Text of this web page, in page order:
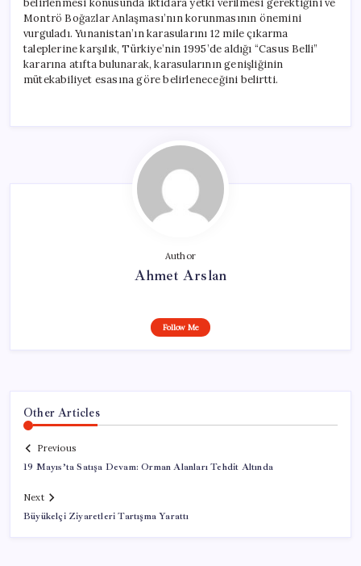
Montrö Boğazlar Anlaşması’nın korunmasının önemini
vurguladı. Yunanistan’ın karasularını 12 mile çıkarma
taleplerine karşılık, Türkiye’nin 1995’de aldığı “Casus Belli”
kararına atıfta bulunarak, karasularının genişliğinin
mütekabiliyet esasına göre belirleneceğini belirtti.
Author
Ahmet Arslan
Follow Me
Other Articles
Previous
19 Mayıs’ta Satışa Devam: Orman Alanları Tehdit Altında
Next
Büyükelçi Ziyaretleri Tartışma Yarattı